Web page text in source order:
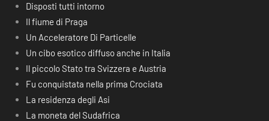
Disposti tutti intorno
Il fiume di Praga
Un Acceleratore Di Particelle
Un cibo esotico diffuso anche in Italia
Il piccolo Stato tra Svizzera e Austria
Fu conquistata nella prima Crociata
La residenza degli Asi
La moneta del Sudafrica